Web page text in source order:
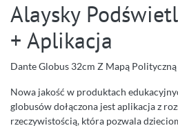
Alaysky
+ Aplikacja
Dante Globus 32cm Z Mapą
Nowa jakość w produktach
globusów dołączona jest aplikacja z
rzeczywistością, która pozwala